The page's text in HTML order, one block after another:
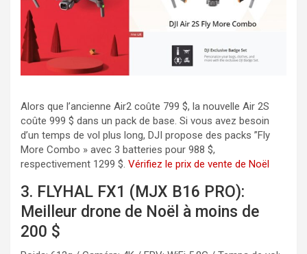
Alors que l’ancienne Air2 coûte 799 $, la nouvelle Air 2S
coûte 999 $ dans un pack de base. Si vous avez besoin
d’un temps de vol plus long, DJI propose des packs ”Fly
More Combo » avec 3 batteries pour 988 $,
respectivement 1299 $. Vérifiez le prix de vente de Noël
3. FLYHAL FX1 (MJX B16 PRO):
Meilleur drone de Noël à moins de
200 $